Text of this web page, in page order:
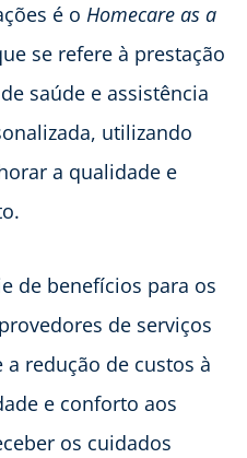
é o Homecare as a
se refere à prestação
saúde e assistência
utilizando
a qualidade e
de benefícios para os
de serviços
a redução de custos à
e conforto aos
os cuidados